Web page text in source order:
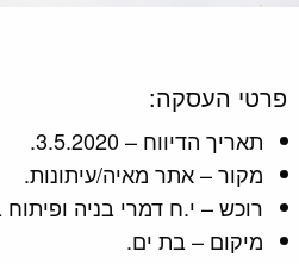
פרטי העסקה:
תאריך הדיווח – 3.5.2020.
מקור – אתר מאיה/עיתונות.
רוכש – י.ח דמרי בניה
מיקום – בת ים.